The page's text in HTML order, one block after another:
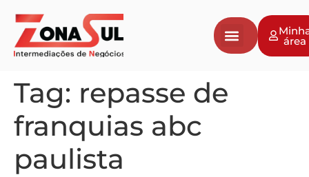
área
Tag: repasse de
franquias abc
paulista